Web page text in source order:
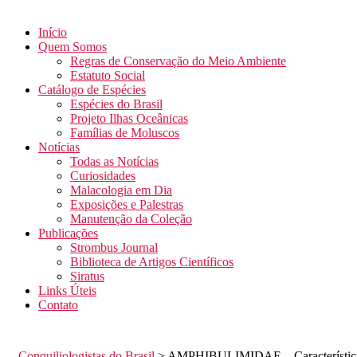
Início
Quem Somos
Regras de Conservação do Meio Ambiente
Estatuto Social
Catálogo de Espécies
Espécies do Brasil
Projeto Ilhas Oceânicas
Famílias de Moluscos
Notícias
Todas as Notícias
Curiosidades
Malacologia em Dia
Exposições e Palestras
Manutenção da Coleção
Publicações
Strombus Journal
Biblioteca de Artigos Científicos
Siratus
Links Úteis
Contato